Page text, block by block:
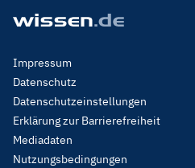
Footer
Menu
Legal
Impressum
Datenschutz
Datenschutzeinstellungen
Erklärung zur Barrierefreiheit
Mediadaten
Nutzungsbedingungen